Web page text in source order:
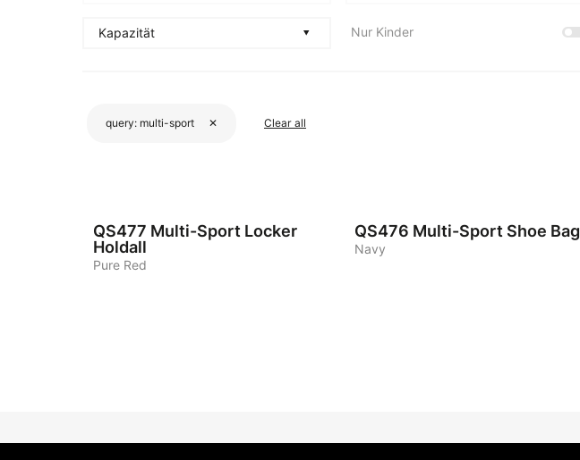
Kapazität Nur Kinder
query: multi-sport ✕ Clear all
QS477 Multi-Sport Locker
Holdall
Pure Red
QS476 Multi-Sport Shoe Bag
Navy